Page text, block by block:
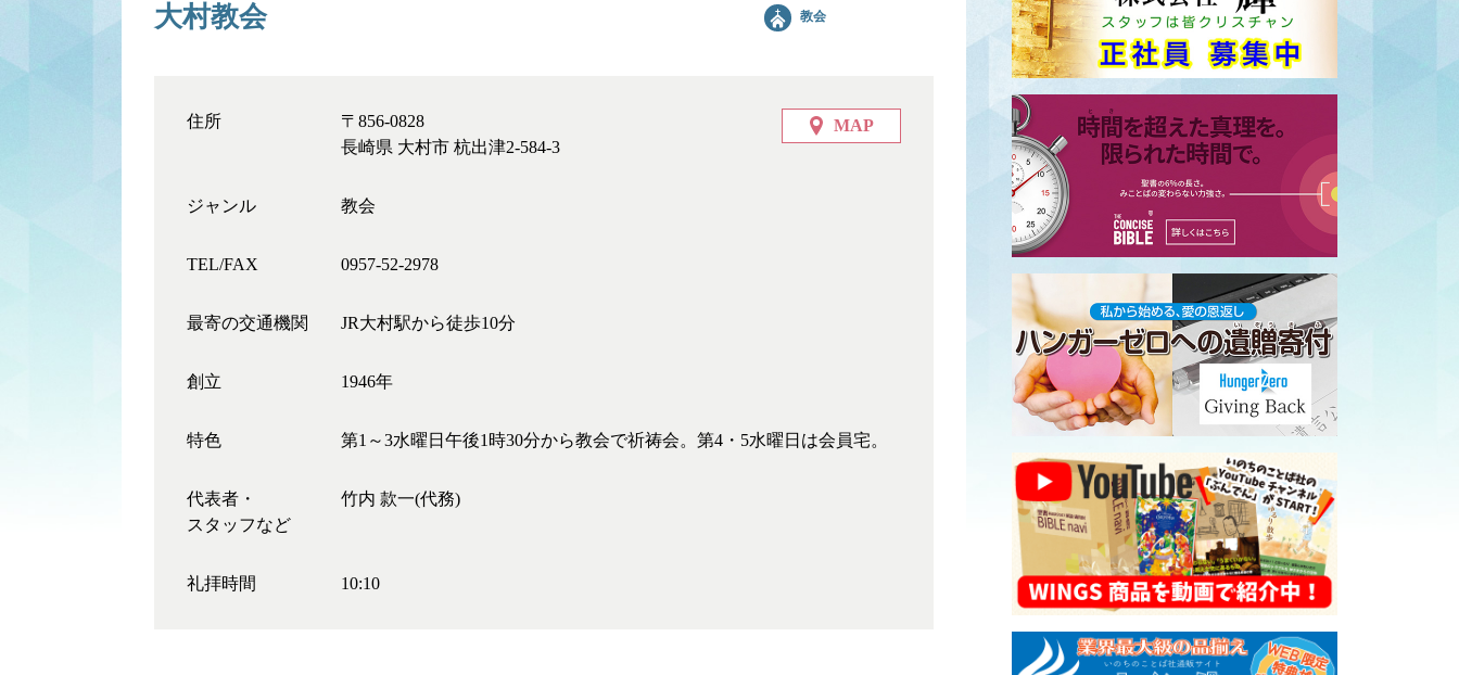
教会
大村教会
住所 MAP
〒856-0828
長崎県 大村市 杭出津2-584-3
ジャンル 教会
TEL/FAX 0957-52-2978
最寄の交通機関 JR大村駅から徒歩10分
創立 1946年
特色 第1～3水曜日午後1時30分から教会で祈祷会。第4・5水曜日は会員宅。
代表者・
スタッフなど
竹内 款一(代務)
礼拝時間 10:10